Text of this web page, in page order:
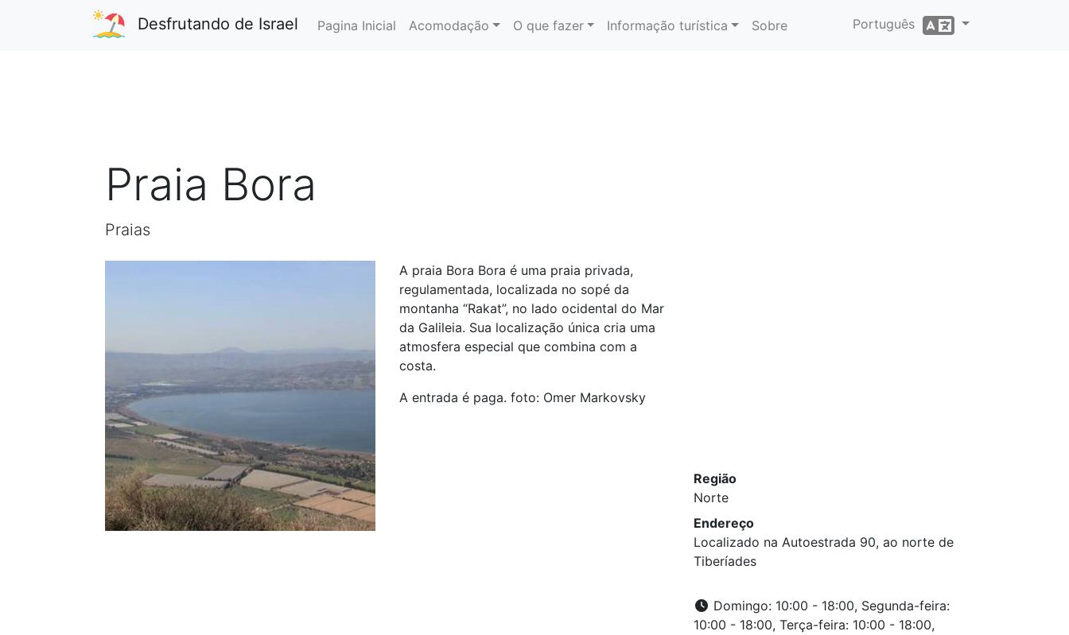
Desfrutando de Israel Pagina Inicial Acomodação O que fazer Informação turística Sobre Português
Praia Bora
Praias
A praia Bora Bora é uma praia privada,
regulamentada, localizada no sopé da
montanha “Rakat”, no lado ocidental do Mar
da Galileia. Sua localização única cria uma
atmosfera especial que combina com a
costa.
A entrada é paga. foto: Omer Markovsky
Região
Norte
Endereço
Localizado na Autoestrada 90, ao norte de
Tiberíades
Domingo: 10:00 - 18:00, Segunda-feira:
10:00 - 18:00, Terça-feira: 10:00 - 18:00,